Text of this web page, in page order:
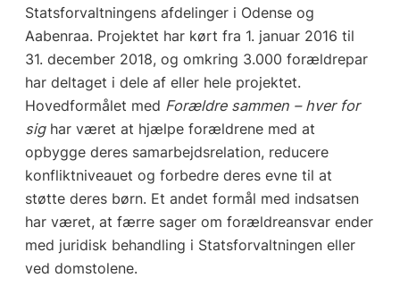
Statsforvaltningens afdelin­ger i Odense og
Aabenraa. Projektet har kørt fra 1. januar 2016 til
31. december 2018, og omkring 3.000 forældrepar
har deltaget i dele af eller hele projektet.
Hovedformålet med Forældre sammen – hver for
sig har været at hjælpe forældrene med at
opbygge deres samarbejdsrelation, reducere
konfliktniveauet og forbedre deres evne til at
støtte deres børn. Et andet formål med indsatsen
har været, at færre sager om forældreansvar ender
med juridisk behandling i Statsforvaltningen eller
ved domstolene.